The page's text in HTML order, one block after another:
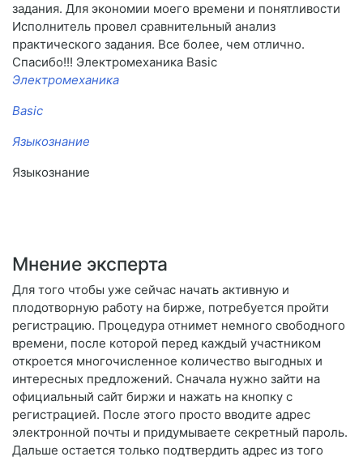
задания. Для экономии моего времени и понятливости
Исполнитель провел сравнительный анализ
практического задания. Все более, чем отлично.
Спасибо!!! Электромеханика Basic
Электромеханика
Basic
Языкознание
Языкознание
Мнение эксперта
Для того чтобы уже сейчас начать активную и
плодотворную работу на бирже, потребуется пройти
регистрацию. Процедура отнимет немного свободного
времени, после которой перед каждый участником
откроется многочисленное количество выгодных и
интересных предложений. Сначала нужно зайти на
официальный сайт биржи и нажать на кнопку с
регистрацией. После этого просто вводите адрес
электронной почты и придумываете секретный пароль.
Дальше остается только подтвердить адрес из того